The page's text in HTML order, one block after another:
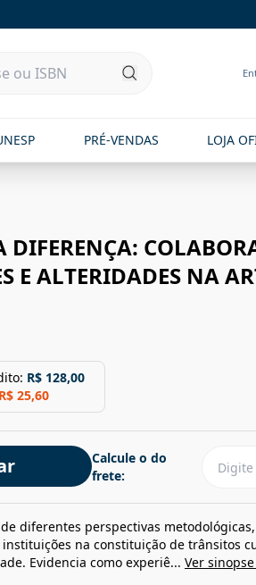
PRÉ-VENDAS LOJA
DIFERENÇA:
E ALTERIDADES NA
R$ 128,00
R$ 25,60
Calcule o do
frete:
diferentes perspectivas
instituições na constituição de trânsitos
Evidencia como experiê... Ver